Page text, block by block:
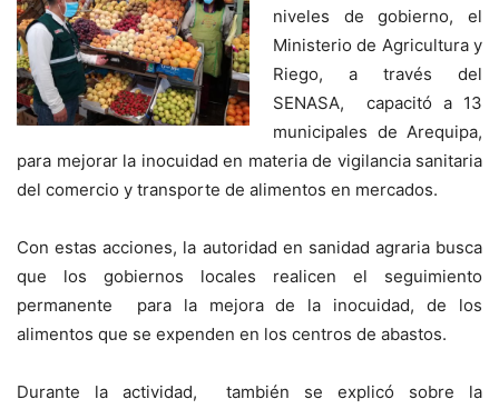
niveles de gobierno, el
Ministerio de Agricultura y
Riego, a través del
SENASA, capacitó a 13
municipales de Arequipa,
para mejorar la inocuidad en materia de vigilancia sanitaria
del comercio y transporte de alimentos en mercados.
Con estas acciones, la autoridad en sanidad agraria busca
que los gobiernos locales realicen el seguimiento
permanente para la mejora de la inocuidad, de los
alimentos que se expenden en los centros de abastos.
Durante la actividad, también se explicó sobre la